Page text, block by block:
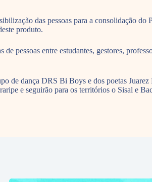
das pessoas para a consolidação
produto.
pessoas entre estudantes, gestores,
de dança DRS Bi Boys e dos poetas
e seguirão para os territórios o Sisal e